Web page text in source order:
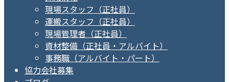
現場スタッフ（正社員）
運搬スタッフ（正社員）
現場管理者（正社員）
資材整備（正社員・アルバイト）
事務職（アルバイト・パート）
協力会社募集